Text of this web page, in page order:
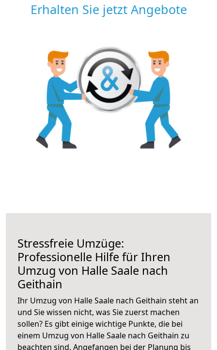
Erhalten Sie jetzt Angebote
Stressfreie Umzüge:
Professionelle Hilfe für Ihren
Umzug von Halle Saale nach
Geithain
Ihr Umzug von Halle Saale nach Geithain steht an
und Sie wissen nicht, was Sie zuerst machen
sollen? Es gibt einige wichtige Punkte, die bei
einem Umzug von Halle Saale nach Geithain zu
beachten sind. Angefangen bei der Planung bis